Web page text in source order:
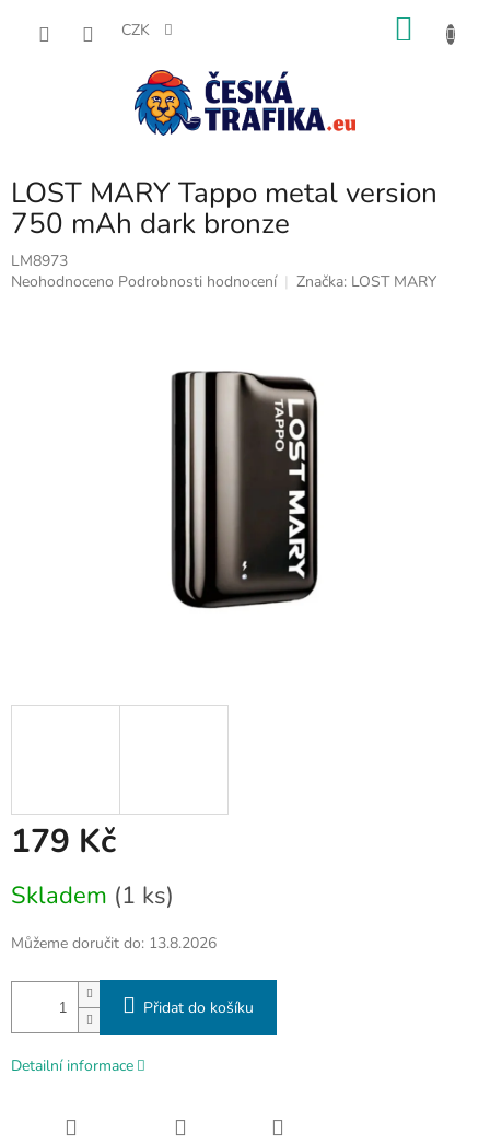
CZK
LOST MARY Tappo metal version
750 mAh dark bronze
LM8973
Průměrné
Neohodnoceno Podrobnosti hodnocení Značka: LOST MARY
179 Kč
cena:
Skladem (1 ks)
Můžeme doručit do: 13.8.2026
Přidat do košíku
Detailní informace